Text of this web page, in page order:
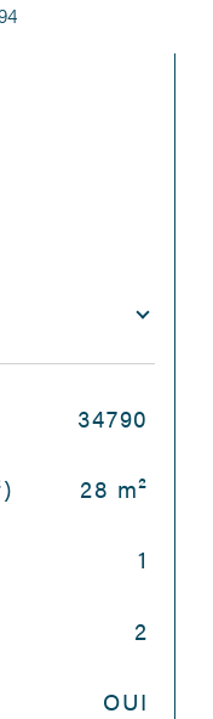
Valeurs34790
28 m²
1
2
OUI